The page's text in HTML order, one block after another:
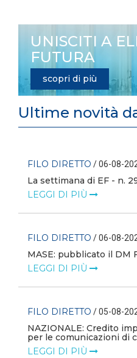
UNISCITI A
FUTURA
scopri di più
Ultime novità
FILO DIRETTO / 06-08-
La settimana di EF - n.
LEGGI DI PIÙ
FILO DIRETTO / 06-08-
MASE: pubblicato il DM
LEGGI DI PIÙ
FILO DIRETTO / 05-08-
NAZIONALE: Credito
per le comunicazioni di
LEGGI DI PIÙ